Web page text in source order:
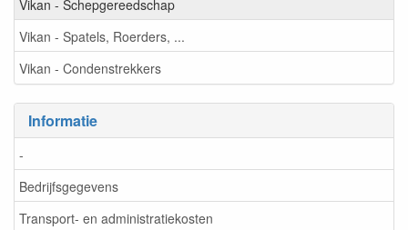
Vikan - Schepgereedschap
Vikan - Spatels, Roerders, ...
Vikan - Condenstrekkers
Informatie
-
Bedrijfsgegevens
Transport- en administratiekosten